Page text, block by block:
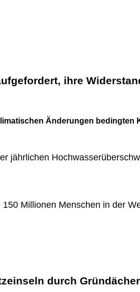
ihre
Änderungen bedingten
jährlichen
Millionen Menschen in der
durch